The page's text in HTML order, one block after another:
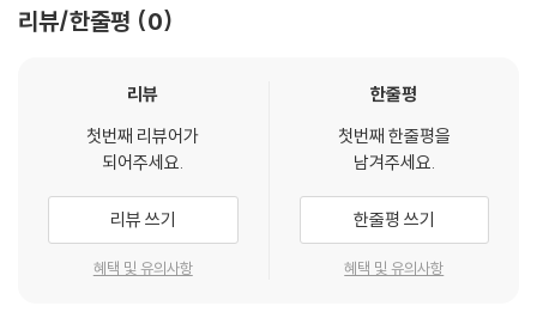
에 있어서 친백제 정책을 견지하고 있는 점, 목만치와 마지가 동일인물로
한반도 백제에서 건너간 도래계 씨족으로 보아도 큰 잘못은 없을 것이다. -
오늘날에도 이 게이타이 천황의 혈통이 이어지고 있다. 즉, 지금의 일본 천
황은 계통적으로 따지고 올라가면 바로 이 게이타이 천황의 자손이 되는
것이다. 이것은 다시 말하면 6세기 초에 성립한 게이타이 천황의 왕조는
이후 무너지는 일 없이 일본열도 전체의 최고 지배자 가문으로 발전하였음
리뷰/한줄평 0
리뷰
첫번째 리뷰어가
되어주세요.
리뷰 쓰기
혜택 및 유의사항
한줄평
첫번째 한줄평을
남겨주세요.
한줄평 쓰기
혜택 및 유의사항